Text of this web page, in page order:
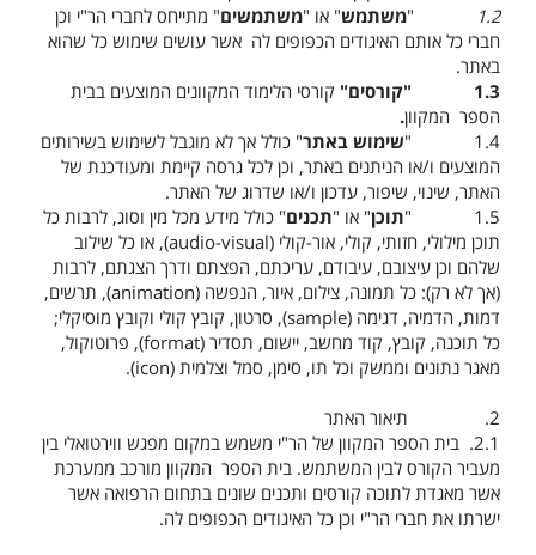
1.2
"משתמש" או "משתמשים" מתייחס לחברי הר"י וכן
חברי כל אותם האיגודים הכפופים לה אשר עושים שימוש כל שהוא
באתר.
1.3
"קורסים" קורסי הלימוד המקוונים המוצעים בבית
הספר המקוון.
1.4
"שימוש באתר" כולל אך לא מוגבל לשימוש בשירותים
המוצעים ו/או הניתנים באתר, וכן לכל גרסה קיימת ומעודכנת של
האתר, שינוי, שיפור, עדכון ו/או שדרוג של האתר.
1.5
"תוכן" או "תכנים" כולל מידע מכל מין וסוג, לרבות כל
תוכן מילולי, חזותי, קולי, אור-קולי (audio-visual), או כל שילוב
שלהם וכן עיצובם, עיבודם, עריכתם, הפצתם ודרך הצגתם, לרבות
(אך לא רק): כל תמונה, צילום, איור, הנפשה (animation), תרשים,
דמות, הדמיה, דגימה (sample), סרטון, קובץ קולי וקובץ מוסיקלי;
כל תוכנה, קובץ, קוד מחשב, יישום, תסדיר (format), פרוטוקול,
מאגר נתונים וממשק וכל תו, סימן, סמל וצלמית (icon
).
2.
תיאור האתר
2.1. בית הספר המקוון של הר"י משמש במקום מפגש ווירטואלי בין
מעביר הקורס לבין המשתמש. בית הספר המקוון מורכב ממערכת
אשר מאגדת לתוכה קורסים ותכנים שונים בתחום הרפואה אשר
ישרתו את חברי הר"י וכן כל האיגודים הכפופים לה.